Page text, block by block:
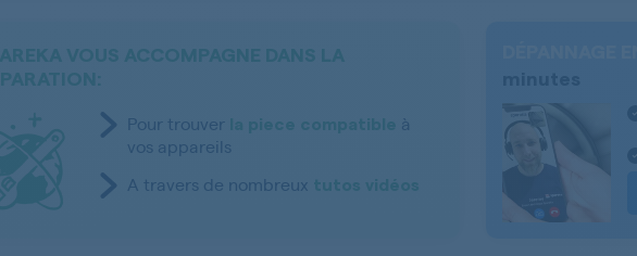
Pour trouver
à
vos appareils
A travers de nombreux